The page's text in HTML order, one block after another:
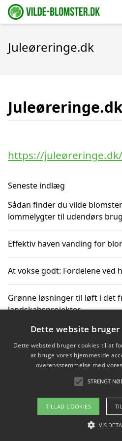
Juleøreringe.dk
https://juleøreringe.dk/
Seneste indlæg
Sådan finder du vilde
lommelygter til udendørs brug
Effektiv haven vanding for
At vokse godt: Fordelene ved
Grønne løsninger til løft i det
landskabsprojekter
Gør haven til et frirum for
Copyright 2026 -
Om / kontakt
Blog
Dette website
Dette websted bruger cookies til at
at bruge vores hjemmeside
overensstemmelse med
STRENGT
TILLAD COOKIES
VIS